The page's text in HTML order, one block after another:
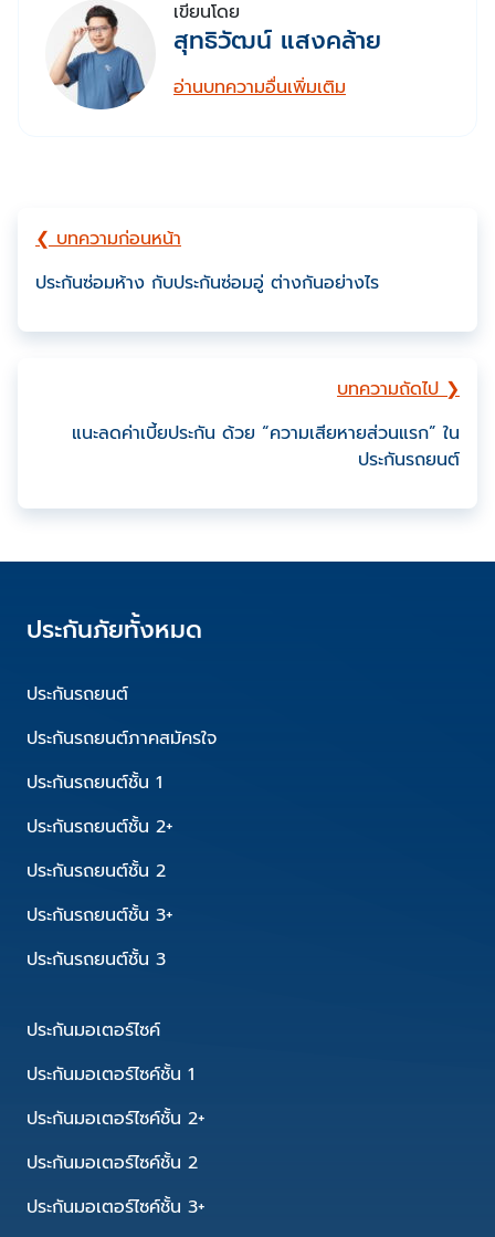
เขียนโดย
สุทธิวัฒน์ แสงคล้าย
อ่านบทความอื่นเพิ่มเติม
❮ บทความก่อนหน้า
ประกันซ่อมห้าง กับประกันซ่อมอู่ ต่างกันอย่างไร
บทความถัดไป ❯
แนะลดค่าเบี้ยประกัน ด้วย “ความเสียหายส่วนแรก” ใน
ประกันรถยนต์
ประกันภัยทั้งหมด
ประกันรถยนต์
ประกันรถยนต์ภาคสมัครใจ
ประกันรถยนต์ชั้น 1
ประกันรถยนต์ชั้น 2+
ประกันรถยนต์ชั้น 2
ประกันรถยนต์ชั้น 3+
ประกันรถยนต์ชั้น 3
ประกันมอเตอร์ไซค์
ประกันมอเตอร์ไซค์ชั้น 1
ประกันมอเตอร์ไซค์ชั้น 2+
ประกันมอเตอร์ไซค์ชั้น 2
ประกันมอเตอร์ไซค์ชั้น 3+